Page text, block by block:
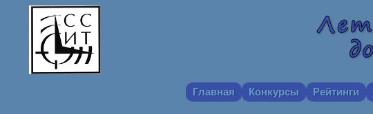
Главная Конкурсы Рейтинги